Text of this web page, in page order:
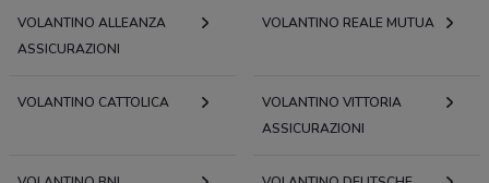
VOLANTINO ALLEANZA
ASSICURAZIONI
VOLANTINO REALE MUTUA
VOLANTINO CATTOLICA
VOLANTINO VITTORIA
ASSICURAZIONI